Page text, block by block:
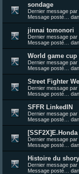
sondage
Dernier message par
Message posté…
jinnai tomonori
Dernier message par
Message posté…
World game cup
Dernier message par
Message posté…
Street Fighter
Dernier message par
Message posté…
SFFR LinkedIN
Dernier message par
Message posté…
[SSF2X]E.Honda
Dernier message par
Message posté…
Histoire du
Dernier message par
Message posté…